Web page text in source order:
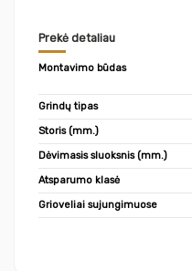
Prekė detaliau
Montavimo būdas
Grindų tipas
Storis (mm.)
Dėvimasis sluoksnis (mm.)
Atsparumo klasė
Grioveliai sujungimuose